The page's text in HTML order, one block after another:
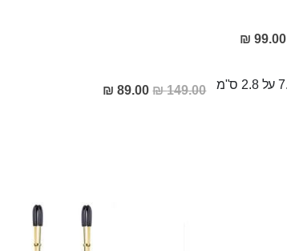
99.00 ₪
149.00 ₪
מחיר
89.00 ₪